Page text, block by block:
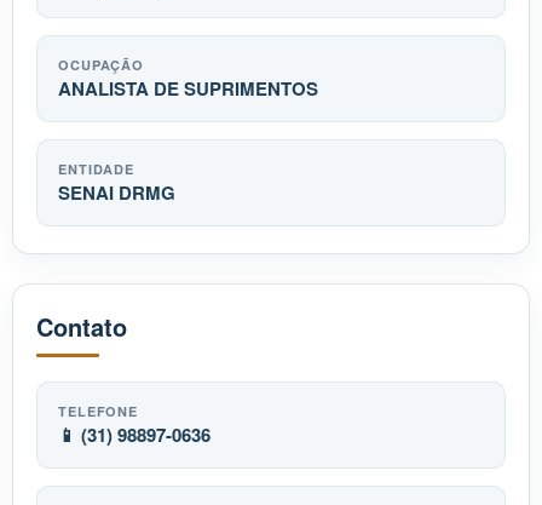
OCUPAÇÃO
ANALISTA DE SUPRIMENTOS
ENTIDADE
SENAI DRMG
Contato
TELEFONE
📱 (31) 98897-0636